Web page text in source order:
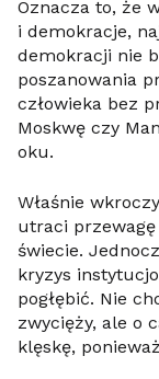
Oznacza to, że
i demokracje,
demokracji nie
poszanowania
człowieka bez
Moskwę czy
oku.
Właśnie
utraci
świecie.
kryzys
pogłębić. Nie
zwycięży, ale o
klęskę,